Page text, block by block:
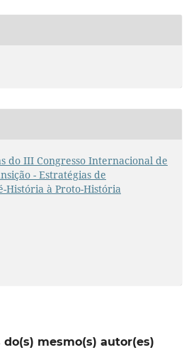
do III Congresso Internacional de
- Estratégias de
História à Proto-História
mesmo(s) autor(es)